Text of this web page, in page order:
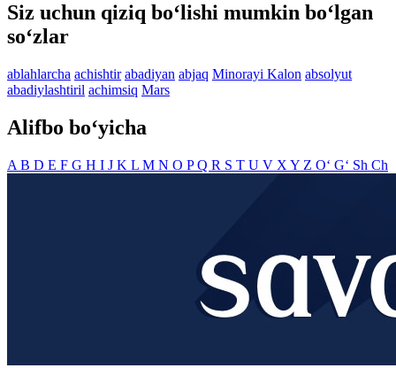
Siz uchun qiziq bo‘lishi mumkin bo‘lgan
so‘zlar
ablahlarcha achishtir abadiyan abjaq Minorayi Kalon absolyut
abadiylashtiril achimsiq Mars
Alifbo bo‘yicha
A B D E F G H I J K L M N O PQ R S T U V X Y Z O‘ G‘ Sh Ch